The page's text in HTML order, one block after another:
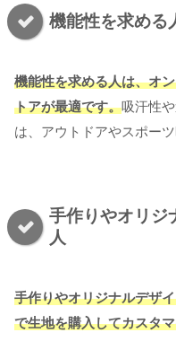
機能性を求める
機能性を求める人は、オ
トアが最適です。吸汗性
は、アウトドアやスポー
手作りやオリジ
人
手作りやオリジナルデザ
で生地を購入してカスタ